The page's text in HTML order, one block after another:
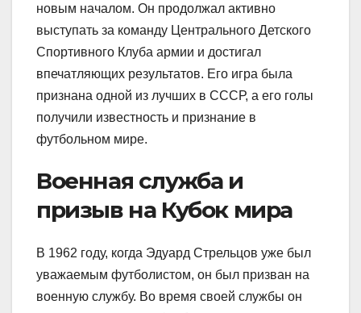
новым началом. Он продолжал активно
выступать за команду Центрального Детского
Спортивного Клуба армии и достигал
впечатляющих результатов. Его игра была
признана одной из лучших в СССР, а его голы
получили известность и признание в
футбольном мире.
Военная служба и
призыв на Кубок мира
В 1962 году, когда Эдуард Стрельцов уже был
уважаемым футболистом, он был призван на
военную службу. Во время своей службы он